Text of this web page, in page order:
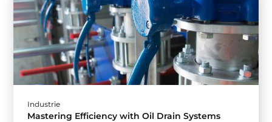
Industrie
Mastering Efficiency with Oil Drain Systems